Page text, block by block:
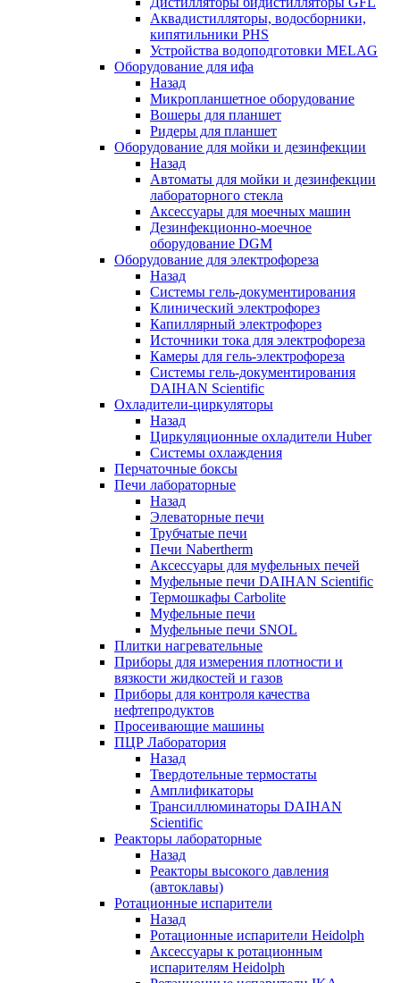
Аквадистилляторы, водосборники,
кипятильники PHS
Устройства водоподготовки MELAG
Оборудование для ифа
Назад
Микропланшетное оборудование
Вошеры для планшет
Ридеры для планшет
Оборудование для мойки и дезинфекции
Назад
Автоматы для мойки и дезинфекции
лабораторного стекла
Аксессуары для моечных машин
Дезинфекционно-моечное
оборудование DGM
Оборудование для электрофореза
Назад
Системы гель-документирования
Клинический электрофорез
Капиллярный электрофорез
Источники тока для электрофореза
Камеры для гель-электрофореза
Системы гель-документирования
DAIHAN Scientific
Охладители-циркуляторы
Назад
Циркуляционные охладители Huber
Системы охлаждения
Перчаточные боксы
Печи лабораторные
Назад
Элеваторные печи
Трубчатые печи
Печи Nabertherm
Аксессуары для муфельных печей
Муфельные печи DAIHAN Scientific
Термошкафы Carbolite
Муфельные печи
Муфельные печи SNOL
Плитки нагревательные
Приборы для измерения плотности и
вязкости жидкостей и газов
Приборы для контроля качества
нефтепродуктов
Просеивающие машины
ПЦР Лаборатория
Назад
Твердотельные термостаты
Амплификаторы
Трансиллюминаторы DAIHAN
Scientific
Реакторы лабораторные
Назад
Реакторы высокого давления
(автоклавы)
Ротационные испарители
Назад
Ротационные испарители Heidolph
Аксессуары к ротационным
испарителям Heidolph